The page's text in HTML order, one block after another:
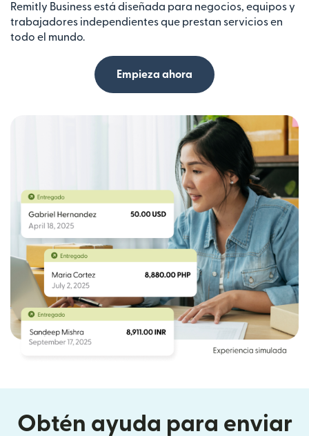
Remitly Business está diseñada para negocios, equipos y
trabajadores independientes que prestan servicios en
todo el mundo.
Empieza ahora
Obtén ayuda para enviar